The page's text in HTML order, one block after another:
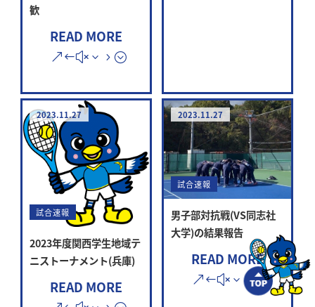
歓
READ MORE
2023.11.27
試合速報
2023年度関西学生地域テ
ニストーナメント(兵庫)
READ MORE
2023.11.27
試合速報
男子部対抗戦(VS同志社
大学)の結果報告
READ MORE